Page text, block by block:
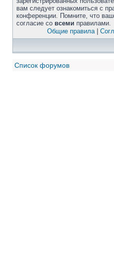
вам следует ознакомиться с
конференции. Помните, что
согласие со всеми правилами.
Общие правила|
Список форумов